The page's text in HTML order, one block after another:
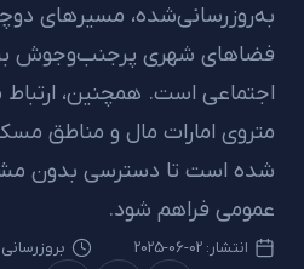
به‌روزرسانی‌شده، مسیرهای
فضاهای شهری پرجنب‌وجوش برای
اجتماعی است. همچنین، ارتباط
متروی امارات مال و مناطق
شده است تا دسترسی بدون
عمومی فراهم شود.
انتشار:02-06-2025
بروزرسانی: 24-05-2026